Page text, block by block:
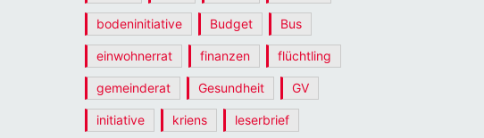
bodeninitiative Budget Bus
einwohnerrat finanzen flüchtling
gemeinderat Gesundheit GV
initiative kriens leserbrief